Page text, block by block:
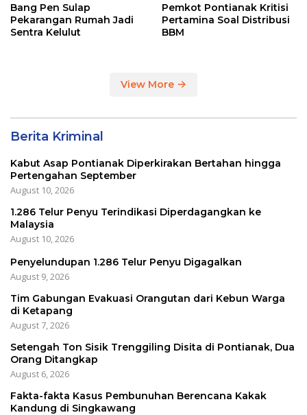
Bang Pen Sulap
Pekarangan Rumah Jadi
Sentra Kelulut
Pemkot Pontianak Kritisi
Pertamina Soal Distribusi
BBM
View More
Berita Kriminal
Kabut Asap Pontianak Diperkirakan Bertahan hingga
Pertengahan September
August 10, 2026
1.286 Telur Penyu Terindikasi Diperdagangkan ke
Malaysia
August 10, 2026
Penyelundupan 1.286 Telur Penyu Digagalkan
August 9, 2026
Tim Gabungan Evakuasi Orangutan dari Kebun Warga
di Ketapang
August 7, 2026
Setengah Ton Sisik Trenggiling Disita di Pontianak, Dua
Orang Ditangkap
August 6, 2026
Fakta-fakta Kasus Pembunuhan Berencana Kakak
Kandung di Singkawang